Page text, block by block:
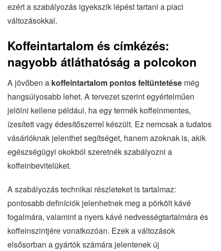
ezért a szabályozás igyekszik lépést tartani a piaci
változásokkal.
Koffeintartalom és címkézés:
nagyobb átláthatóság a polcokon
A jövőben a koffeintartalom pontos feltüntetése még
hangsúlyosabb lehet. A tervezet szerint egyértelműen
jelölni kellene például, ha egy termék koffeinmentes,
ízesített vagy édesítőszerrel készült. Ez nemcsak a tudatos
vásárlóknak jelenthet segítséget, hanem azoknak is, akik
egészségügyi okokból szeretnék szabályozni a
koffeinbevitelüket.
A szabályozás technikai részleteket is tartalmaz:
pontosabb definíciók jelenhetnek meg a pörkölt kávé
fogalmára, valamint a nyers kávé nedvességtartalmára és
koffeinszintjére vonatkozóan. Ezek a változások
elsősorban a gyártók számára jelentenek új